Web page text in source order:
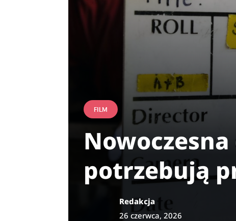
FILM
potrzebują
Redakcja
26 czerwca, 2026